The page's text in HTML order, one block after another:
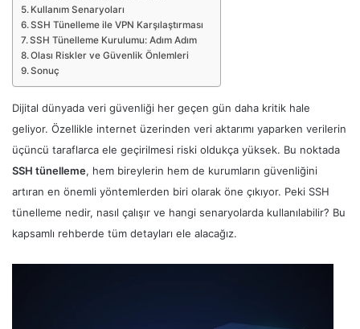
Kullanım Senaryoları
SSH Tünelleme ile VPN Karşılaştırması
SSH Tünelleme Kurulumu: Adım Adım
Olası Riskler ve Güvenlik Önlemleri
Sonuç
Dijital dünyada veri güvenliği her geçen gün daha kritik hale
geliyor. Özellikle internet üzerinden veri aktarımı yaparken verilerin
üçüncü taraflarca ele geçirilmesi riski oldukça yüksek. Bu noktada
SSH tünelleme, hem bireylerin hem de kurumların güvenliğini
artıran en önemli yöntemlerden biri olarak öne çıkıyor. Peki SSH
tünelleme nedir, nasıl çalışır ve hangi senaryolarda kullanılabilir? Bu
kapsamlı rehberde tüm detayları ele alacağız.